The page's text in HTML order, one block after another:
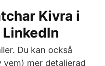
Kivra i
Du kan också
vem) mer detaljerad